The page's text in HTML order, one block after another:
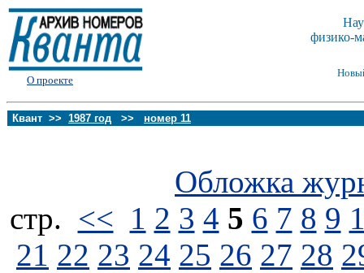
О проекте
физико-
Квант >> 1987 год >> номер 11
Обложка
стp. << 1 2 3 4 5 6 7 8 9
21 22 23 24 25 26 27 28